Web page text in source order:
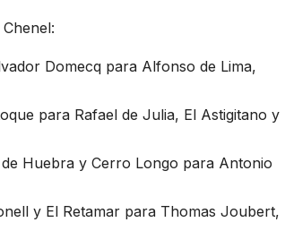
Domecq para Alfonso de Lima,
para Rafael de Julia, El Astigitano y
Huebra y Cerro Longo para Antonio
y El Retamar para Thomas Joubert,